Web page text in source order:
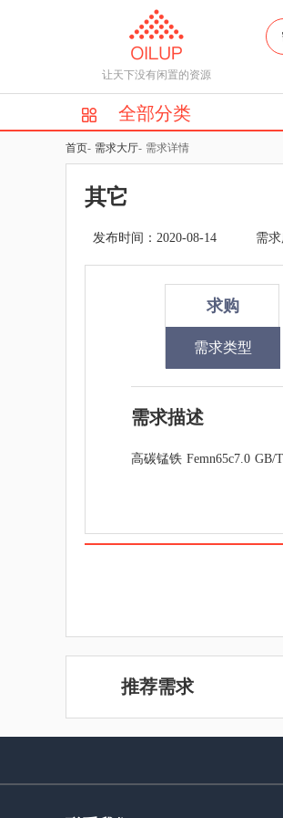
让天下没有闲置的资源
全部分类
首页- 需求大厅- 需求详情
其它
发布时间：2020-08-14 需
求购
需求类型
需求描述
高碳锰铁 Femn65c7.0 GB/
推荐需求